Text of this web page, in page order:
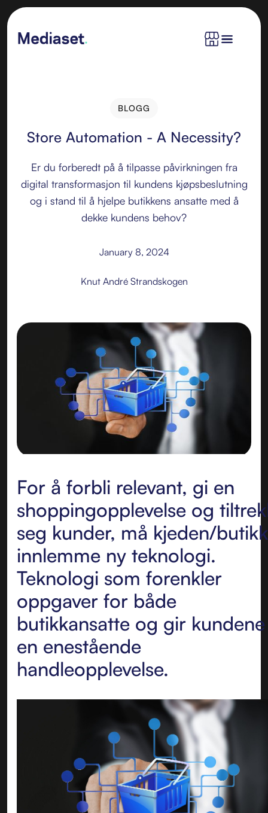
BLOGG
Store Automation - A Necessity?
Er du forberedt på å tilpasse påvirkningen fra
digital transformasjon til kundens kjøpsbeslutning
og i stand til å hjelpe butikkens ansatte med å
dekke kundens behov?
January 8, 2024
Knut André Strandskogen
For å forbli relevant, gi en
shoppingopplevelse og
seg kunder, må kjeden/
innlemme ny teknologi.
Teknologi som forenkler
oppgaver for både
butikkansatte og gir kundene
en enestående
handleopplevelse.